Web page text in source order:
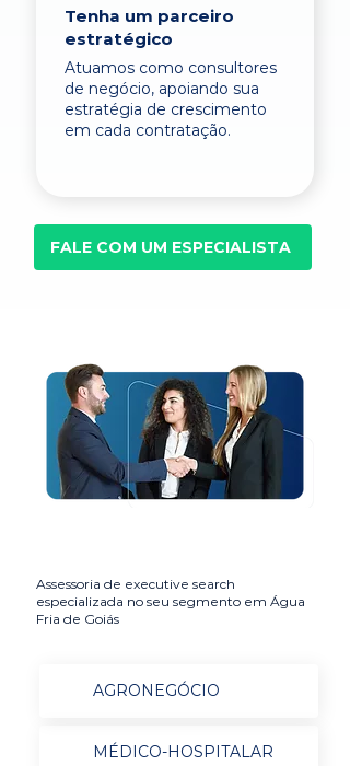
Tenha um parceiro
estratégico
Atuamos como consultores
de negócio, apoiando sua
estratégia de crescimento
em cada contratação.
FALE COM UM ESPECIALISTA
Assessoria de executive search
especializada no seu segmento em Água
Fria de Goiás
AGRONEGÓCIO
MÉDICO-HOSPITALAR